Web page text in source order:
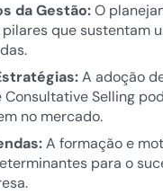
da Gestão:O
pilares que sustentam
A adoção
Consultative Selling
no mercado.
A formação e
para o